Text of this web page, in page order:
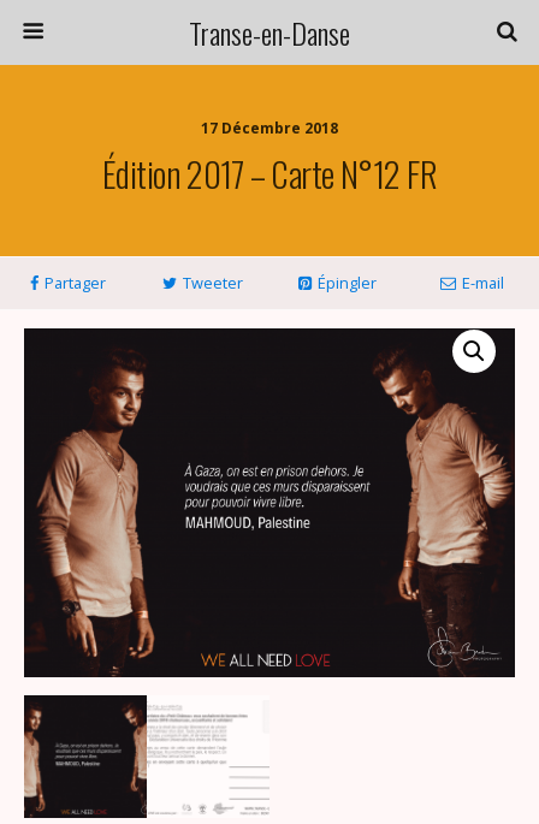
Transe-en-Danse
17 Décembre 2018
Édition 2017 – Carte N°12 FR
Partager Tweeter Épingler E-mail